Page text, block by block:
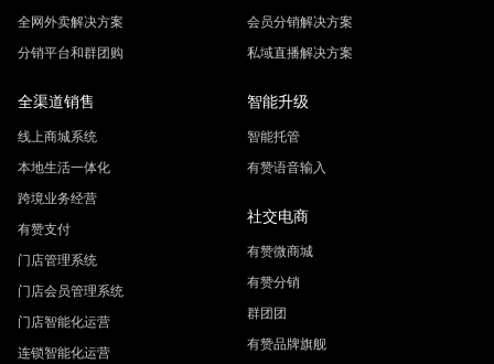
全网外卖解决方案
分销平台和群团购
会员分销解决方案
私域直播解决方案
全渠道销售
线上商城系统
本地生活一体化
跨境业务经营
有赞支付
门店管理系统
门店会员管理系统
门店智能化运营
连锁智能化运营
智能升级
智能托管
有赞语音输入
社交电商
有赞微商城
有赞分销
群团团
有赞品牌旗舰